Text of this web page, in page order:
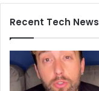
Recent Tech News